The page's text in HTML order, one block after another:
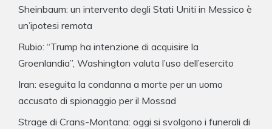
Sheinbaum: un intervento degli Stati Uniti in Messico è
un’ipotesi remota
Rubio: “Trump ha intenzione di acquisire la
Groenlandia”, Washington valuta l’uso dell’esercito
Iran: eseguita la condanna a morte per un uomo
accusato di spionaggio per il Mossad
Strage di Crans-Montana: oggi si svolgono i funerali di